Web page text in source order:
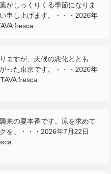
がしっくりくる季節になりま
申し上げます。・・・2026年
fresca
ますが、天候の悪化ととも
った東京です。・・・2026年
fresca
来の夏本番です。涼を求めて
を。・・・2026年7月22日